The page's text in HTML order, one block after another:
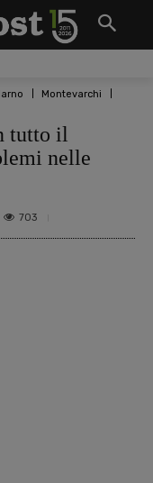
Montevarchi
tutto il
nelle
703